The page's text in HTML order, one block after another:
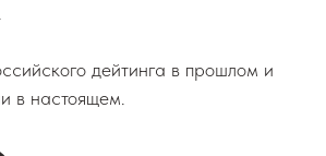
дейтинга в прошлом и
в настоящем.